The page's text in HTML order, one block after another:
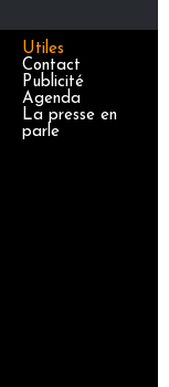
Utiles
Contact
Publicité
Agenda
La presse en
parle